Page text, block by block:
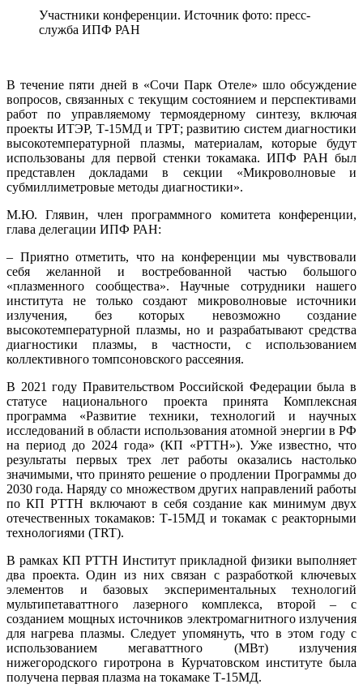
Участники конференции. Источник фото: пресс-
служба ИПФ РАН
В течение пяти дней в «Сочи Парк Отеле» шло обсуждение
вопросов, связанных с текущим состоянием и перспективами
работ по управляемому термоядерному синтезу, включая
проекты ИТЭР, Т-15МД и ТРТ; развитию систем диагностики
высокотемпературной плазмы, материалам, которые будут
использованы для первой стенки токамака. ИПФ РАН был
представлен докладами в секции «Микроволновые и
субмиллиметровые методы диагностики».
М.Ю. Глявин, член программного комитета конференции,
глава делегации ИПФ РАН:
– Приятно отметить, что на конференции мы чувствовали
себя желанной и востребованной частью большого
«плазменного сообщества». Научные сотрудники нашего
института не только создают микроволновые источники
излучения, без которых невозможно создание
высокотемпературной плазмы, но и разрабатывают средства
диагностики плазмы, в частности, с использованием
коллективного томпсоновского рассеяния.
В 2021 году Правительством Российской Федерации была в
статусе национального проекта принята Комплексная
программа «Развитие техники, технологий и научных
исследований в области использования атомной энергии в РФ
на период до 2024 года» (КП «РТТН»). Уже известно, что
результаты первых трех лет работы оказались настолько
значимыми, что принято решение о продлении Программы до
2030 года. Наряду со множеством других направлений работы
по КП РТТН включают в себя создание как минимум двух
отечественных токамаков: Т-15МД и токамак с реакторными
технологиями (TRT).
В рамках КП РТТН Институт прикладной физики выполняет
два проекта. Один из них связан с разработкой ключевых
элементов и базовых экспериментальных технологий
мультипетаваттного лазерного комплекса, второй – с
созданием мощных источников электромагнитного излучения
для нагрева плазмы. Следует упомянуть, что в этом году с
использованием мегаваттного (МВт) излучения
нижегородского гиротрона в Курчатовском институте была
получена первая плазма на токамаке Т-15МД.